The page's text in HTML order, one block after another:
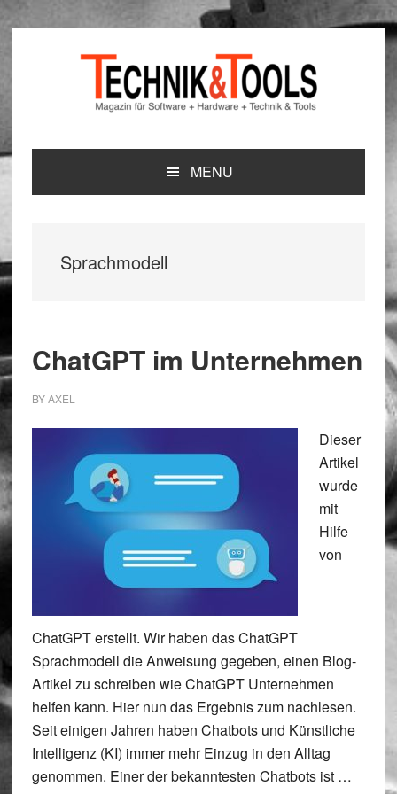
Zur
Hauptnavigation
Zum
Inhalt
Zur
Seitenspalte
MENU
Sprachmodell
ChatGPT im Unternehmen
BYAXEL
Dieser
Artikel
wurde
mit
Hilfe
von
ChatGPT erstellt. Wir haben das ChatGPT
Sprachmodell die Anweisung gegeben, einen Blog-
Artikel zu schreiben wie ChatGPT Unternehmen
helfen kann. Hier nun das Ergebnis zum nachlesen.
Seit einigen Jahren haben Chatbots und Künstliche
Intelligenz (KI) immer mehr Einzug in den Alltag
genommen. Einer der bekanntesten Chatbots ist …